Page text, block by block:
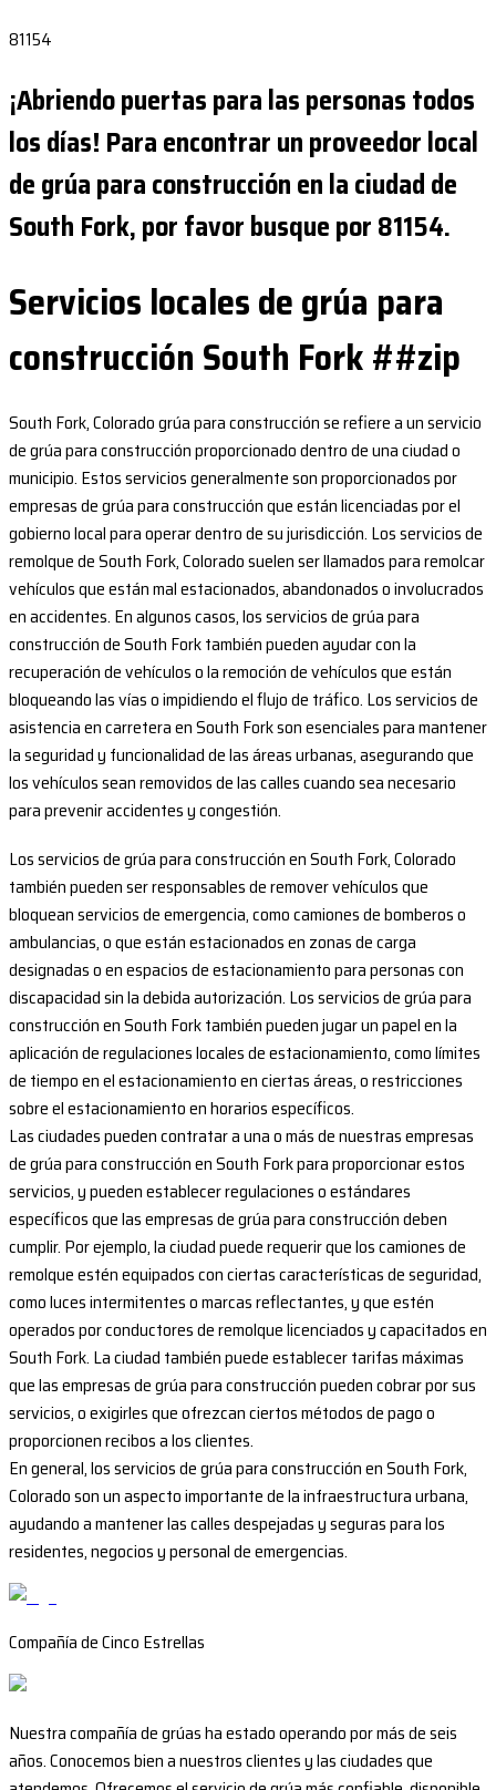
81154
¡Abriendo puertas para las personas todos
los días! Para encontrar un proveedor local
de grúa para construcción en la ciudad de
South Fork, por favor busque por 81154.
Servicios locales de grúa para
construcción South Fork ##zip
South Fork, Colorado grúa para construcción se refiere a un servicio
de grúa para construcción proporcionado dentro de una ciudad o
municipio. Estos servicios generalmente son proporcionados por
empresas de grúa para construcción que están licenciadas por el
gobierno local para operar dentro de su jurisdicción. Los servicios de
remolque de South Fork, Colorado suelen ser llamados para remolcar
vehículos que están mal estacionados, abandonados o involucrados
en accidentes. En algunos casos, los servicios de grúa para
construcción de South Fork también pueden ayudar con la
recuperación de vehículos o la remoción de vehículos que están
bloqueando las vías o impidiendo el flujo de tráfico. Los servicios de
asistencia en carretera en South Fork son esenciales para mantener
la seguridad y funcionalidad de las áreas urbanas, asegurando que
los vehículos sean removidos de las calles cuando sea necesario
para prevenir accidentes y congestión.
Los servicios de grúa para construcción en South Fork, Colorado
también pueden ser responsables de remover vehículos que
bloquean servicios de emergencia, como camiones de bomberos o
ambulancias, o que están estacionados en zonas de carga
designadas o en espacios de estacionamiento para personas con
discapacidad sin la debida autorización. Los servicios de grúa para
construcción en South Fork también pueden jugar un papel en la
aplicación de regulaciones locales de estacionamiento, como límites
de tiempo en el estacionamiento en ciertas áreas, o restricciones
sobre el estacionamiento en horarios específicos.
Las ciudades pueden contratar a una o más de nuestras empresas
de grúa para construcción en South Fork para proporcionar estos
servicios, y pueden establecer regulaciones o estándares
específicos que las empresas de grúa para construcción deben
cumplir. Por ejemplo, la ciudad puede requerir que los camiones de
remolque estén equipados con ciertas características de seguridad,
como luces intermitentes o marcas reflectantes, y que estén
operados por conductores de remolque licenciados y capacitados en
South Fork. La ciudad también puede establecer tarifas máximas
que las empresas de grúa para construcción pueden cobrar por sus
servicios, o exigirles que ofrezcan ciertos métodos de pago o
proporcionen recibos a los clientes.
En general, los servicios de grúa para construcción en South Fork,
Colorado son un aspecto importante de la infraestructura urbana,
ayudando a mantener las calles despejadas y seguras para los
residentes, negocios y personal de emergencias.
Compañía de Cinco Estrellas
Nuestra compañía de grúas ha estado operando por más de seis
años. Conocemos bien a nuestros clientes y las ciudades que